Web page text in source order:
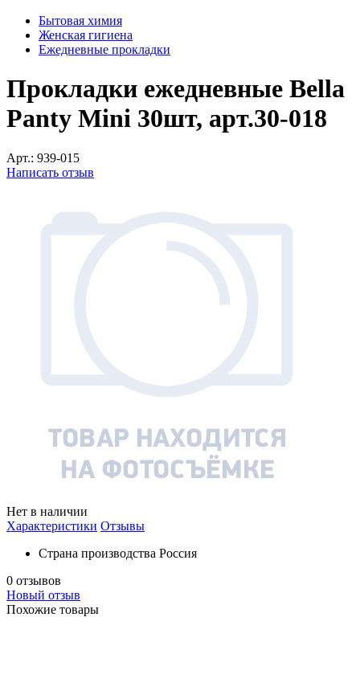
Бытовая химия
Женская гигиена
Ежедневные прокладки
Прокладки ежедневные Bella
Panty Mini 30шт, арт.30-018
Арт.: 939-015
Написать отзыв
Нет в наличии
Характеристики Отзывы
Страна производства Россия
0 отзывов
Новый отзыв
Похожие товары